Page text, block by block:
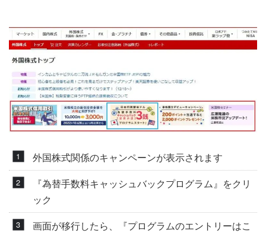
外国株式関係のキャンペーンが表示されます
『為替手数料キャッシュバックプログラム』をクリ
ック
画面が移行したら、『プログラムのエントリーはこ